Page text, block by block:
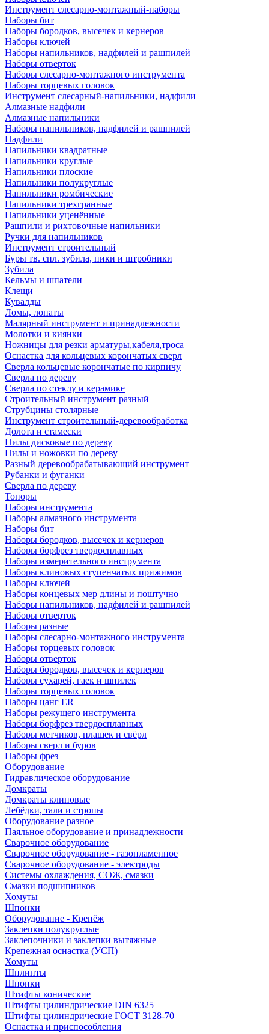
Инструмент слесарно-монтажный-наборы
Наборы бит
Наборы бородков, высечек и кернеров
Наборы ключей
Наборы напильников, надфилей и рашпилей
Наборы отверток
Наборы слесарно-монтажного инструмента
Наборы торцевых головок
Инструмент слесарный-напильники, надфили
Алмазные надфили
Алмазные напильники
Наборы напильников, надфилей и рашпилей
Надфили
Напильники квадратные
Напильники круглые
Напильники плоские
Напильники полукруглые
Напильники ромбические
Напильники трехгранные
Напильники уценённые
Рашпили и рихтовочные напильники
Ручки для напильников
Инструмент строительный
Буры тв. спл. зубила, пики и штробники
Зубила
Кельмы и шпатели
Клещи
Кувалды
Ломы, лопаты
Малярный инструмент и принадлежности
Молотки и киянки
Ножницы для резки арматуры,кабеля,троса
Оснастка для кольцевых корончатых сверл
Сверла кольцевые корончатые по кирпичу
Сверла по дереву
Сверла по стеклу и керамике
Строительный инструмент разный
Струбцины столярные
Инструмент строительный-деревообработка
Долота и стамески
Пилы дисковые по дереву
Пилы и ножовки по дереву
Разный деревообрабатывающий инструмент
Рубанки и фуганки
Сверла по дереву
Топоры
Наборы инструмента
Наборы алмазного инструмента
Наборы бит
Наборы бородков, высечек и кернеров
Наборы борфрез твердосплавных
Наборы измерительного инструмента
Наборы клиновых ступенчатых прижимов
Наборы ключей
Наборы концевых мер длины и поштучно
Наборы напильников, надфилей и рашпилей
Наборы отверток
Наборы разные
Наборы слесарно-монтажного инструмента
Наборы торцевых головок
Наборы отверток
Наборы бородков, высечек и кернеров
Наборы сухарей, гаек и шпилек
Наборы торцевых головок
Наборы цанг ER
Наборы режущего инструмента
Наборы борфрез твердосплавных
Наборы метчиков, плашек и свёрл
Наборы сверл и буров
Наборы фрез
Оборудование
Гидравлическое оборудование
Домкраты
Домкраты клиновые
Лебёдки, тали и стропы
Оборудование разное
Паяльное оборудование и принадлежности
Сварочное оборудование
Сварочное оборудование - газопламенное
Сварочное оборудование - электроды
Системы охлаждения, СОЖ, смазки
Смазки подшипников
Хомуты
Шпонки
Оборудование - Крепёж
Заклепки полукруглые
Заклепочники и заклепки вытяжные
Крепежная оснастка (УСП)
Хомуты
Шплинты
Шпонки
Штифты конические
Штифты цилиндрические DIN 6325
Штифты цилиндрические ГОСТ 3128-70
Оснастка и приспособления